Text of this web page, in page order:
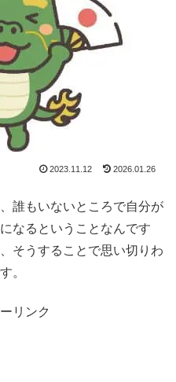
2023.11.12 2026.01.26
誰もいないところで自分が
なるということなんです
そうすることで思い切りわ
。
リンク